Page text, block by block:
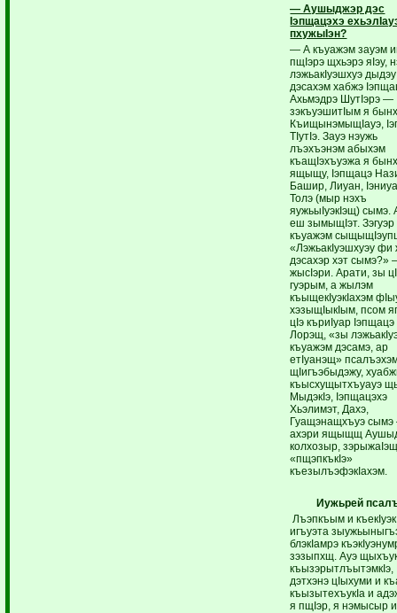
— Аушыджэр дэс
Iэпщацэхэ
пхужыIэн?
— А къуажэм зауэм
пщIэрэ щхьэрэ яIэу,
лэжьакIуэшхуэ дыдэу
дэсахэм хабжэ
Ахьмэдрэ ШутIэрэ —
зэкъуэшитIым я
КъищынэмыщIауэ,
ТIутIэ. Зауэ нэужь
лъэхъэнэм абыхэм
къащIэхъуэжа я
ящыщу, Iэпщацэ
Башир, Лиуан,
Толэ (мыр нэхъ
яужьыIуэкIэщ) сымэ.
еш зымыщIэт. Зэгуэр
къуажэм
«ЛэжьакIуэшхуэу
дэсахэр хэт сымэ?»
жысIэри. Арати, зы
гуэрым, а жылэм
къыщекIуэкIахэм
хэзыщIыкIым, псом
цIэ къриIуар Iэпщацэ
Лорэщ, «зы
къуажэм дэсамэ, ар
етIуанэщ»
щIигъэбыдэжу,
къысхущытхъуауэ
МыдэкIэ, Iэпщацэхэ
Хьэлимэт, Дахэ,
Гуащэнащхъуэ
ахэри ящыщщ
колхозыр,
«пщэпкъкIэ»
къезылъэфэкIахэм.
Иужьрей
Лъэпкъым и
игъуэта
блэкIамрэ
зэзыпхщ. Ауэ
къызэрытлъытэмкIэ,
дэтхэнэ цIыхуми и
къызытехъукIа и
я пщIэр, я нэмысыр и